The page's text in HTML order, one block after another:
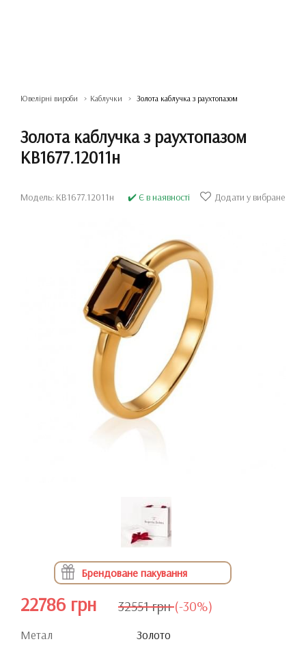
Ювелірні вироби Каблучки Золота каблучка з раухтопазом
Золота каблучка з раухтопазом
КВ1677.12011н
Модель: КВ1677.12011н ✔️ Є в наявності Додати у вибране
Брендоване пакування
22786 грн 32551 грн (-30%)
Метал
Золото